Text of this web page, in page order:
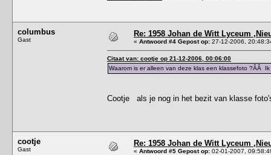
columbus
Gast
Re: 1958 Johan de Witt Lyceum
« Antwoord #4 Gepost op: 27-12-2006,
Citaat van: cootje op 21-12-2006, 00:06:00
Waarom is er alleen van deze klas een klassefoto ?ÂÂ
Cootje als je nog in het bezit van klasse
cootje
Gast
Re: 1958 Johan de Witt Lyceum
« Antwoord #5 Gepost op: 02-01-2007,